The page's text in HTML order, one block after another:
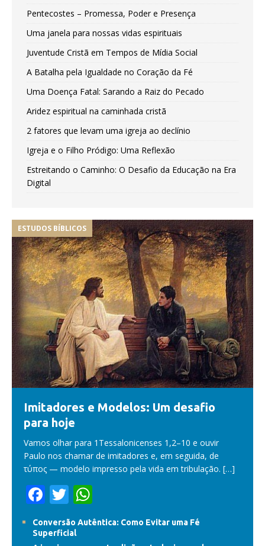
Pentecostes – Promessa, Poder e Presença
Uma janela para nossas vidas espirituais
Juventude Cristã em Tempos de Mídia Social
A Batalha pela Igualdade no Coração da Fé
Uma Doença Fatal: Sarando a Raiz do Pecado
Aridez espiritual na caminhada cristã
2 fatores que levam uma igreja ao declínio
Igreja e o Filho Pródigo: Uma Reflexão
Estreitando o Caminho: O Desafio da Educação na Era
Digital
ESTUDOS BÍBLICOS
Imitadores e Modelos: Um desafio
para hoje
Vamos olhar para 1Tessalonicenses 1,2–10 e ouvir
Paulo nos chamar de imitadores e, em seguida, de
τύπος — modelo impresso pela vida em tribulação. […]
F
e
T
w
itt
h
at
Conversão Autêntica: Como Evitar uma Fé
Superficial